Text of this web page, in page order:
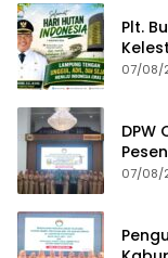
Plt.
07/08/
DPW
07/08/